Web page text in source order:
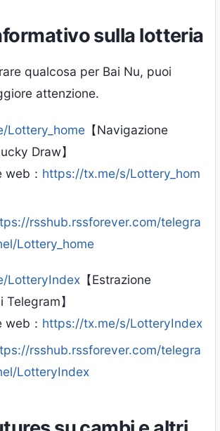
sulla lotteria
qualcosa per Bai Nu, puoi
attenzione.
Lottery_home 【Navigazione
Draw】
web： https://tx.me/s/Lottery_hom
rsshub.rssforever.com/telegra
Lottery_home
LotteryIndex 【Estrazione
】
web： https://tx.me/s/LotteryIndex
rsshub.rssforever.com/telegra
LotteryIndex